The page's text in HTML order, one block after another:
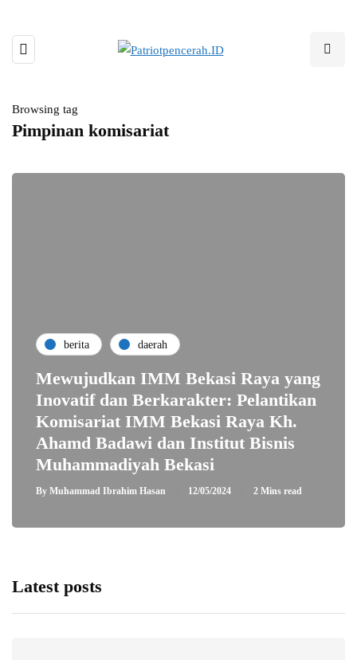
Browsing tag
Pimpinan komisariat
berita daerah
Mewujudkan IMM Bekasi Raya yang
Inovatif dan Berkarakter: Pelantikan
Komisariat IMM Bekasi Raya Kh.
Ahamd Badawi dan Institut Bisnis
Muhammadiyah Bekasi
By Muhammad Ibrahim Hasan 12/05/2024 2 Mins read
Latest posts